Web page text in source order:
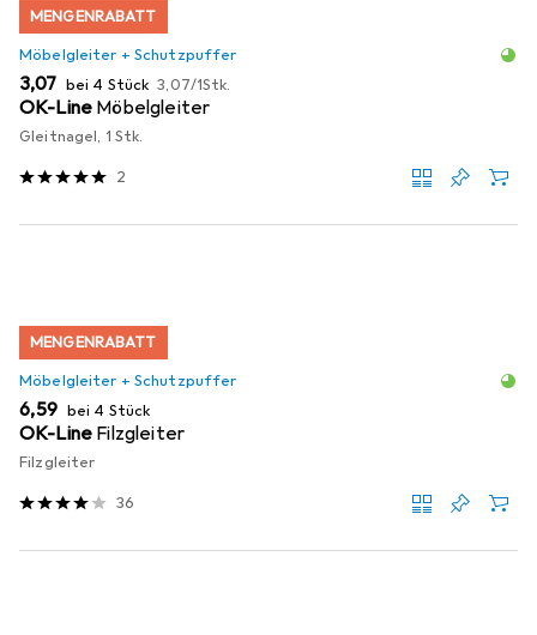
MENGENRABATT
Möbelgleiter + Schutzpuffer
EUR
3,07 bei 4 Stück EUR
3,07/1Stk.
OK-Line Möbelgleiter
Gleitnagel, 1 Stk.
2
MENGENRABATT
Möbelgleiter + Schutzpuffer
EUR
6,59 bei 4 Stück
OK-Line Filzgleiter
Filzgleiter
36